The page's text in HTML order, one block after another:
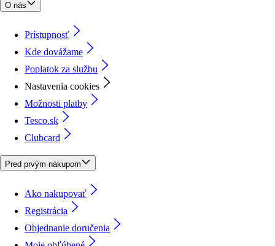
O nás
Prístupnosť
Kde dovážame
Poplatok za službu
Nastavenia cookies
Možnosti platby
Tesco.sk
Clubcard
Pred prvým nákupom
Ako nakupovať
Registrácia
Objednanie doručenia